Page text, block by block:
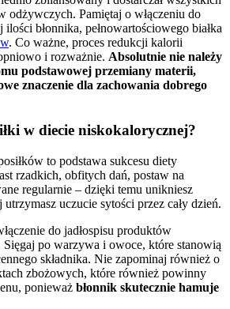
odżywczych. Pamiętaj o włączeniu do
błonnika, pełnowartościowego białka
. Co ważne, proces redukcji kalorii
i rozważnie. Absolutnie nie należy
podstawowej przemiany materii,
znaczenie dla zachowania dobrego
w diecie niskokalorycznej?
to podstawa sukcesu diety
rzadkich, obfitych dań, postaw na
regularnie – dzięki temu unikniesz
utrzymasz uczucie sytości przez cały dzień.
do jadłospisu produktów
po warzywa i owoce, które stanowią
składnika. Nie zapominaj również o
zbożowych, które również powinny
ponieważ błonnik skutecznie hamuje